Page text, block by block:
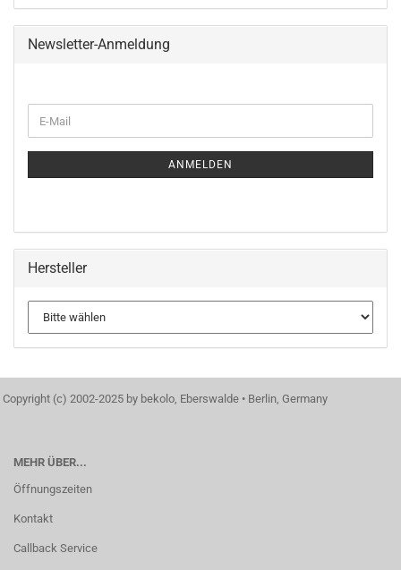
Newsletter-Anmeldung
ZUR
E-
Mail
ANMELDEN
Hersteller
Copyright (c) 2002-2025 by bekolo, Eberswalde • Berlin, Germany
MEHR ÜBER...
Öffnungszeiten
Kontakt
Callback Service